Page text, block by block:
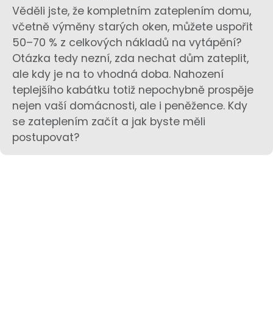
Věděli jste, že kompletním zateplením domu,
včetně výměny starých oken, můžete uspořit
50–70 % z celkových nákladů na vytápění?
Otázka tedy nezní, zda nechat dům zateplit,
ale kdy je na to vhodná doba. Nahození
teplejšího kabátku totiž nepochybně prospěje
nejen vaší domácnosti, ale i peněžence. Kdy
se zateplením začít a jak byste měli
postupovat?